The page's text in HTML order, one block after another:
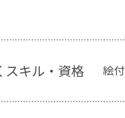
スキル・資格 絵